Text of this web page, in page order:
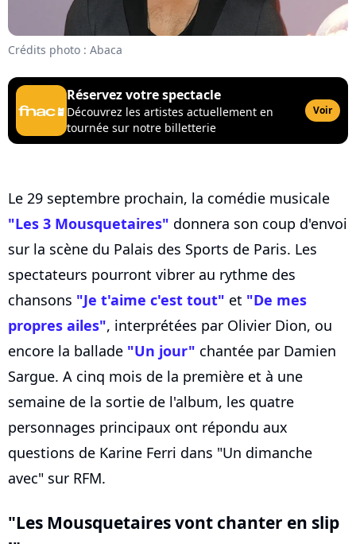
Crédits photo : Abaca
Réservez votre spectacle
Découvrez les artistes actuellement en
tournée sur notre billetterie
Voir
Le 29 septembre prochain, la comédie musicale
"Les 3 Mousquetaires" donnera son coup d'envoi
sur la scène du Palais des Sports de Paris. Les
spectateurs pourront vibrer au rythme des
chansons "Je t'aime c'est tout" et "De mes
propres ailes", interprétées par Olivier Dion, ou
encore la ballade "Un jour" chantée par Damien
Sargue. A cinq mois de la première et à une
semaine de la sortie de l'album, les quatre
personnages principaux ont répondu aux
questions de Karine Ferri dans "Un dimanche
avec" sur RFM.
"Les Mousquetaires vont chanter en slip